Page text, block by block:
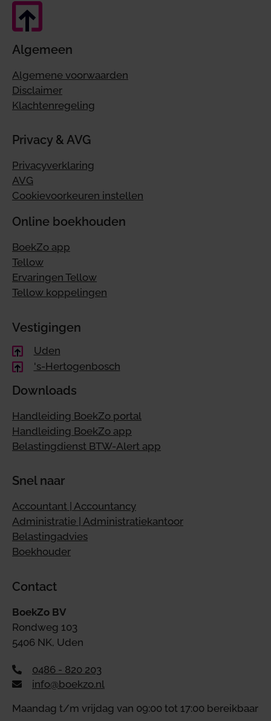
Algemeen
Algemene voorwaarden
Disclaimer
Klachtenregeling
Privacy & AVG
Privacyverklaring
AVG
Cookievoorkeuren instellen
Online boekhouden
BoekZo app
Tellow
Ervaringen Tellow
Tellow koppelingen
Vestigingen
Uden
's-Hertogenbosch
Downloads
Handleiding BoekZo portal
Handleiding BoekZo app
Belastingdienst BTW-Alert app
Snel naar
Accountant | Accountancy
Administratie | Administratiekantoor
Belastingadvies
Boekhouder
Contact
BoekZo BV
Rondweg 103
5406 NK, Uden
0486 - 820 203
info@boekzo.nl
Maandag t/m vrijdag van 09:00 tot 17:00 bereikbaar